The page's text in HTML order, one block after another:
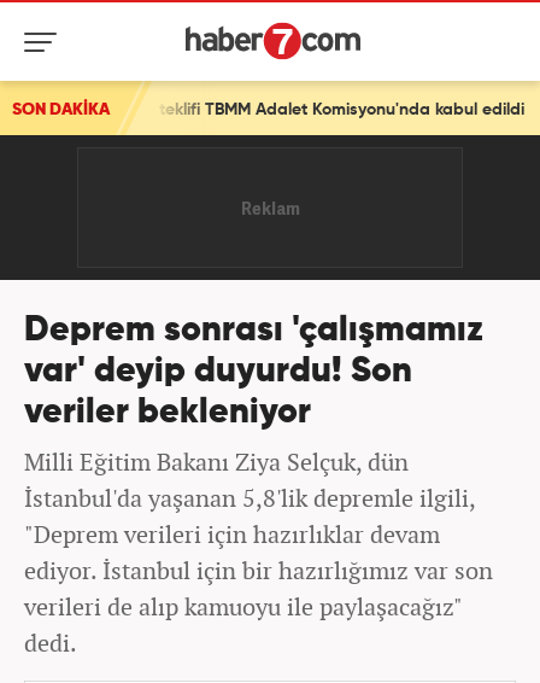
SON DAKİKA
teklifi TBMM Adalet Komisyonu'nda kabul edildi
Deprem sonrası 'çalışmamız
var' deyip duyurdu! Son
veriler bekleniyor
Milli Eğitim Bakanı Ziya Selçuk, dün
İstanbul'da yaşanan 5,8'lik depremle ilgili,
"Deprem verileri için hazırlıklar devam
ediyor. İstanbul için bir hazırlığımız var son
verileri de alıp kamuoyu ile paylaşacağız"
dedi.